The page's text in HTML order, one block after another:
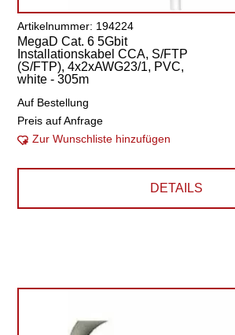
Artikelnummer: 194224
MegaD Cat. 6 5Gbit
Installationskabel CCA, S/FTP
(S/FTP), 4x2xAWG23/1, PVC,
white - 305m
Auf Bestellung
Preis auf Anfrage
Zur Wunschliste hinzufügen
DETAILS